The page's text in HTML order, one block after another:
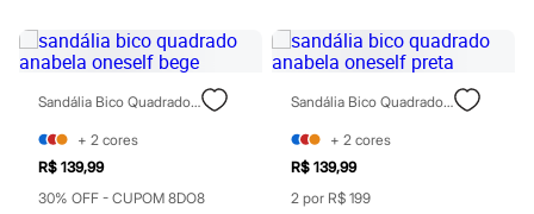
Saias
Shorts e Bermudas
Vestidos
Acessórios
Bolsas
Bonés e Chapéus
Bijoux
Cintos
Óculos
Sandália Bico Quadrado Anabela Oneself Bege
+ 2 cores
R$ 139,99
30% OFF - CUPOM 8DO8
Sandália Bico Quadrado Anabela Oneself Preta
+ 2 cores
R$ 139,99
2 por R$ 199